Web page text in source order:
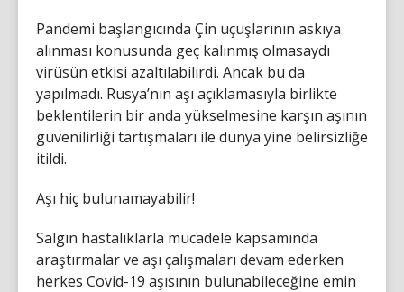
Pandemi başlangıcında Çin uçuşlarının askıya
alınması konusunda geç kalınmış olmasaydı
virüsün etkisi azaltılabilirdi. Ancak bu da
yapılmadı. Rusya’nın aşı açıklamasıyla birlikte
beklentilerin bir anda yükselmesine karşın aşının
güvenilirliği tartışmaları ile dünya yine belirsizliğe
itildi.
Aşı hiç bulunamayabilir!
Salgın hastalıklarla mücadele kapsamında
araştırmalar ve aşı çalışmaları devam ederken
herkes Covid-19 aşısının bulunabileceğine emin